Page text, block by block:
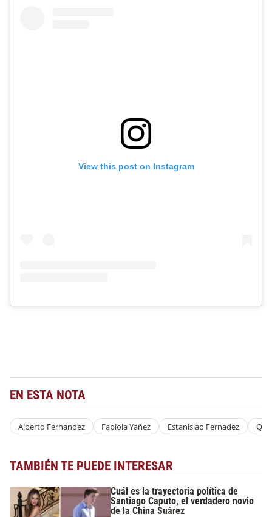
View this post on Instagram
EN ESTA NOTA
Alberto Fernandez Fabiola Yañez Estanislao Fernadez
TAMBIÉN TE PUEDE INTERESAR
Cuál es la trayectoria política de
Santiago Caputo, el verdadero novio
de la China Suárez